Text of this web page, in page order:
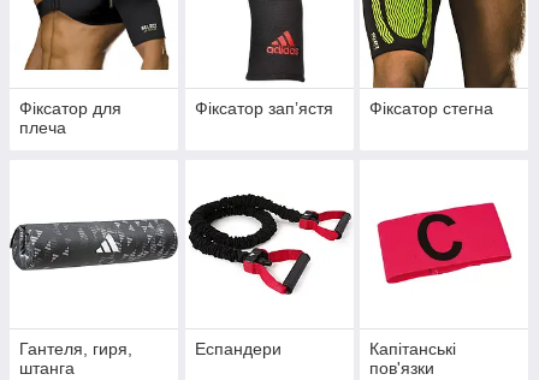
Фіксатор для
плеча
Фіксатор запʼястя Фіксатор стегна
Гантеля, гиря,
штанга
Еспандери
Капітанські
пов'язки